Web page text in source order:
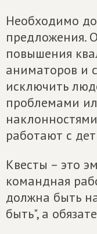
Необходимо
предложения.
повышения
аниматоров и
исключить
проблемами
работают с
Квесты – это
командная
должна быть
быть", а